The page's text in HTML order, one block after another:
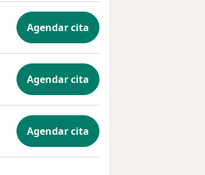
Agendar cita
Agendar cita
Agendar cita